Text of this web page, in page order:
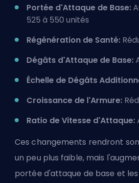
Portée d'Attaque de Base:
525 à 550 unités
Régénération de Santé:
Dégâts d'Attaque de Base:
Échelle de Dégâts
Croissance de l'Armure:
Ratio de Vitesse d'Attaque:
Ces changements rendront
un peu plus faible, mais
portée d'attaque de base et